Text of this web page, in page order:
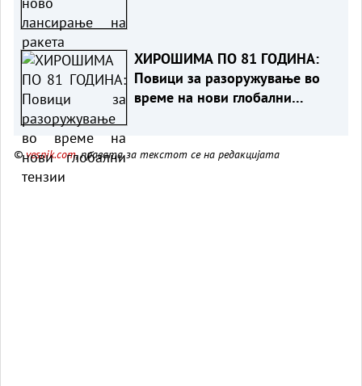
ХИРОШИМА ПО 81 ГОДИНА:
Повици за разоружување во
време на нови глобални
©vesnik.com, правата за текстот се на редакцијата